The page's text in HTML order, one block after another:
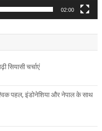
02:00
सियासी चर्चाएं
पहल, इंडोनेशिया और नेपाल के साथ